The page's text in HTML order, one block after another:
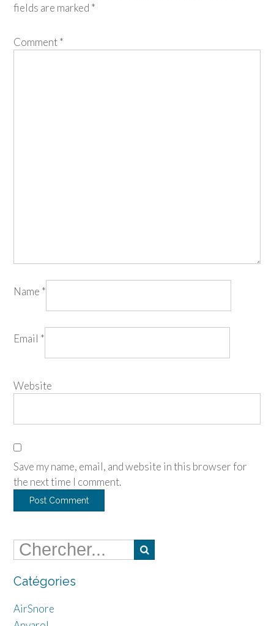
fields are marked *
Comment*
Name *
Email *
Website
Save my name, email, and website in this browser for
the next time I comment.
Catégories
AirSnore